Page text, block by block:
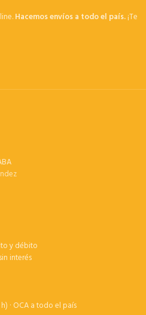
Hacemos envíos a todo el país.¡Te
y débito
interés
· OCA a todo el país